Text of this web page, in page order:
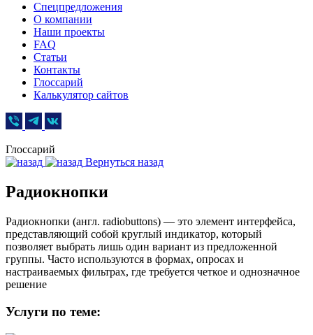
Спецпредложения
О компании
Наши проекты
FAQ
Статьи
Контакты
Глоссарий
Калькулятор сайтов
Глоссарий
Вернуться назад
Радиокнопки
Радиокнопки (англ. radiobuttons) — это элемент интерфейса,
представляющий собой круглый индикатор, который
позволяет выбрать лишь один вариант из предложенной
группы. Часто используются в формах, опросах и
настраиваемых фильтрах, где требуется четкое и однозначное
решение
Услуги по теме: